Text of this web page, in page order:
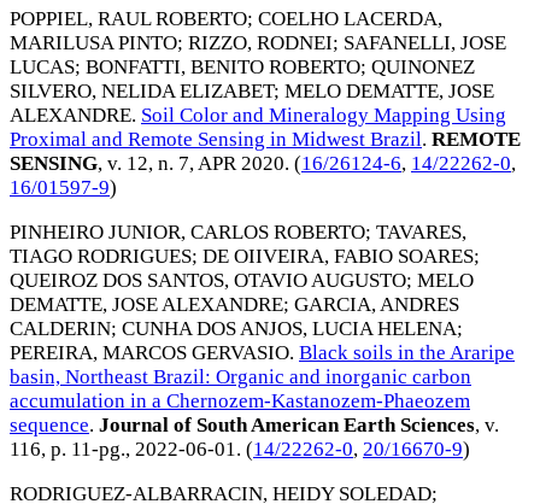
POPPIEL, RAUL ROBERTO; COELHO LACERDA,
MARILUSA PINTO; RIZZO, RODNEI; SAFANELLI, JOSE
LUCAS; BONFATTI, BENITO ROBERTO; QUINONEZ
SILVERO, NELIDA ELIZABET; MELO DEMATTE, JOSE
ALEXANDRE. Soil Color and Mineralogy Mapping Using
Proximal and Remote Sensing in Midwest Brazil. REMOTE
SENSING, v. 12, n. 7,APR 2020. (16/26124-6, 14/22262-0,
16/01597-9)
PINHEIRO JUNIOR, CARLOS ROBERTO; TAVARES,
TIAGO RODRIGUES; DE OIIVEIRA, FABIO SOARES;
QUEIROZ DOS SANTOS, OTAVIO AUGUSTO; MELO
DEMATTE, JOSE ALEXANDRE; GARCIA, ANDRES
CALDERIN; CUNHA DOS ANJOS, LUCIA HELENA;
PEREIRA, MARCOS GERVASIO. Black soils in the Araripe
basin, Northeast Brazil: Organic and inorganic carbon
accumulation in a Chernozem-Kastanozem-Phaeozem
sequence. Journal of South American Earth Sciences, v.
116, p. 11-pg., 2022-06-01. (14/22262-0, 20/16670-9)
RODRIGUEZ-ALBARRACIN, HEIDY SOLEDAD;